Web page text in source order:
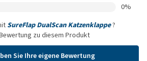
0%
SureFlap DualScan Katzenklappe?
zu diesem Produkt
Sie Ihre eigene Bewertung